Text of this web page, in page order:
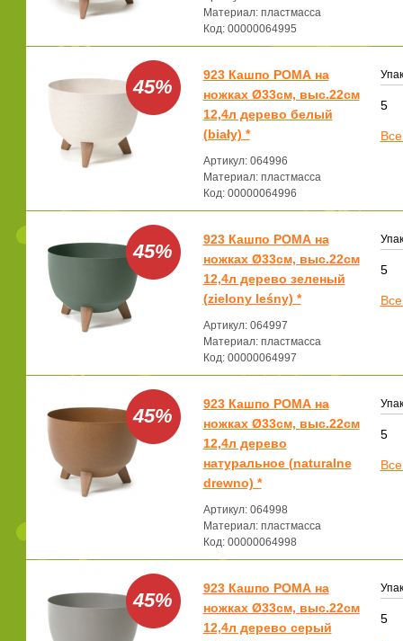
Материал: пластмасса
Код: 00000064995
45%
923 Кашпо РОМА на
ножках Ø33см, выс.22см
12,4л дерево белый
(biały) *
Артикул: 064996
Материал: пластмасса
Код: 00000064996
5
45%
923 Кашпо РОМА на
ножках Ø33см, выс.22см
12,4л дерево зеленый
(zielony leśny) *
Артикул: 064997
Материал: пластмасса
Код: 00000064997
5
45%
923 Кашпо РОМА на
ножках Ø33см, выс.22см
12,4л дерево
натуральное (naturalne
drewno) *
Артикул: 064998
Материал: пластмасса
Код: 00000064998
5
45%
923 Кашпо РОМА на
ножках Ø33см, выс.22см
12,4л дерево серый
5